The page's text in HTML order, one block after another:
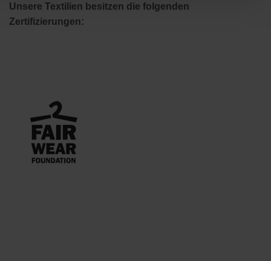
Unsere Textilien besitzen die folgenden
Zertifizierungen: